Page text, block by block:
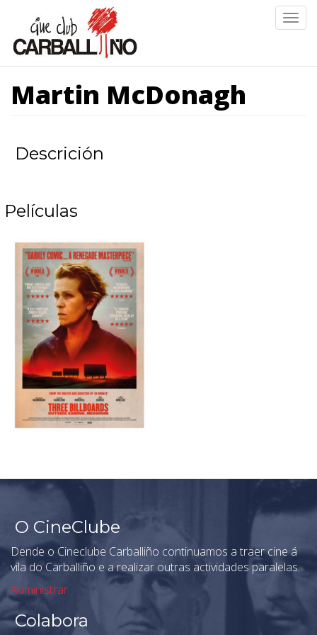
contido
principal
Martin McDonagh
Descrición
Películas
O CineClube
Dende o Cineclube Carballiño continuamos a traer cine á
vila do Carballiño e a realizar outras actividades paralelas.
Administrar
Colabora